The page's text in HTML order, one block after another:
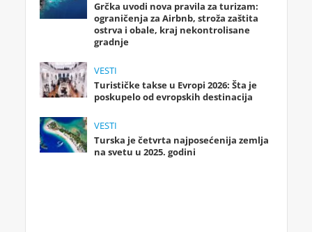
Grčka uvodi nova pravila za turizam:
ograničenja za Airbnb, stroža zaštita
ostrva i obale, kraj nekontrolisane
gradnje
VESTI
Turističke takse u Evropi 2026: Šta je
poskupelo od evropskih destinacija
VESTI
Turska je četvrta najposećenija zemlja
na svetu u 2025. godini